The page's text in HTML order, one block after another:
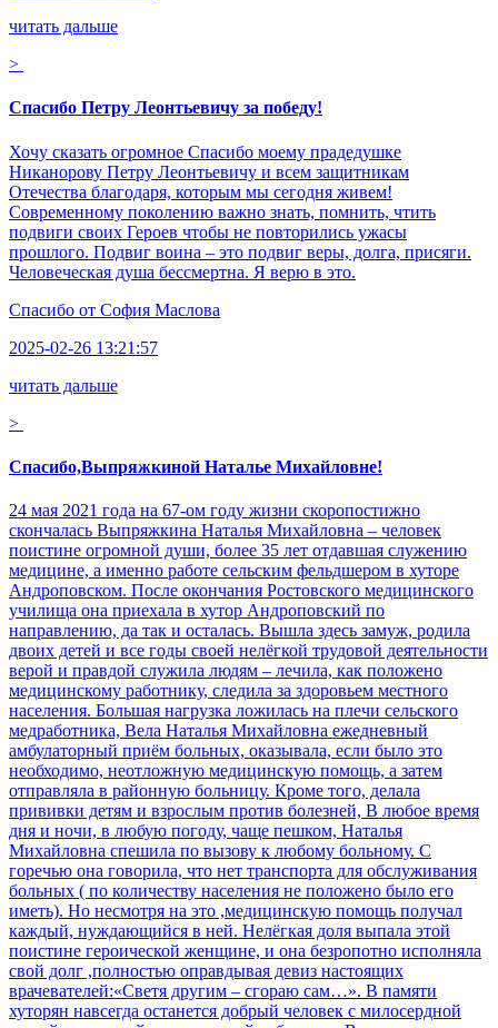
читать дальше
>
Спасибо Петру Леонтьевичу за победу!
Хочу сказать огромное Спасибо моему прадедушке
Никанорову Петру Леонтьевичу и всем защитникам
Отечества благодаря, которым мы сегодня живем!
Современному поколению важно знать, помнить, чтить
подвиги своих Героев чтобы не повторились ужасы
прошлого. Подвиг воина – это подвиг веры, долга, присяги.
Человеческая душа бессмертна. Я верю в это.
Спасибо от София Маслова
2025-02-26 13:21:57
читать дальше
>
Спасибо,Выпряжкиной Наталье Михайловне!
24 мая 2021 года на 67-ом году жизни скоропостижно
скончалась Выпряжкина Наталья Михайловна – человек
поистине огромной души, более 35 лет отдавшая служению
медицине, а именно работе сельским фельдшером в хуторе
Андроповском. После окончания Ростовского медицинского
училища она приехала в хутор Андроповский по
направлению, да так и осталась. Вышла здесь замуж, родила
двоих детей и все годы своей нелёгкой трудовой деятельности
верой и правдой служила людям – лечила, как положено
медицинскому работнику, следила за здоровьем местного
населения. Большая нагрузка ложилась на плечи сельского
медработника, Вела Наталья Михайловна ежедневный
амбулаторный приём больных, оказывала, если было это
необходимо, неотложную медицинскую помощь, а затем
отправляла в районную больницу. Кроме того, делала
прививки детям и взрослым против болезней, В любое время
дня и ночи, в любую погоду, чаще пешком, Наталья
Михайловна спешила по вызову к любому больному. С
горечью она говорила, что нет транспорта для обслуживания
больных ( по количеству населения не положено было его
иметь). Но несмотря на это ,медицинскую помощь получал
каждый, нуждающийся в ней. Нелёгкая доля выпала этой
поистине героической женщине, и она безропотно исполняла
свой долг ,полностью оправдывая девиз настоящих
врачевателей:«Светя другим – сгораю сам…». В памяти
хуторян навсегда останется добрый человек с милосердной